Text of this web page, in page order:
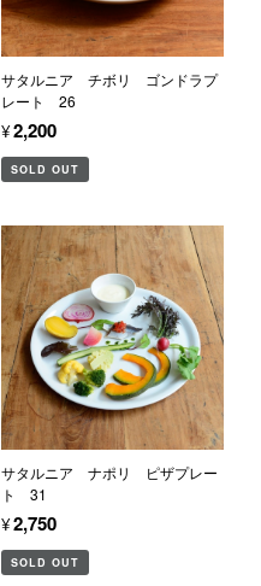
サタルニア チボリ ゴンドラプ
レート 26
¥2,200
SOLD OUT
サタルニア ナポリ ピザプレー
ト 31
¥2,750
SOLD OUT